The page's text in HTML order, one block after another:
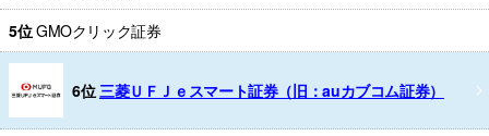
5位GMOクリック証券
6位 三菱ＵＦＪｅスマート証券（旧：auカブコム証券）